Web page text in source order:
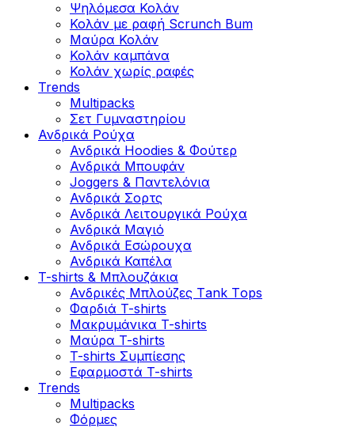
Ψηλόμεσα Κολάν
Κολάν με ραφή Scrunch Bum
Μαύρα Κολάν
Κολάν καμπάνα
Κολάν χωρίς ραφές
Trends
Multipacks
Σετ Γυμναστηρίου
Ανδρικά Ρούχα
Ανδρικά Hoodies & Φούτερ
Ανδρικά Μπουφάν
Joggers & Παντελόνια
Ανδρικά Σορτς
Ανδρικά Λειτουργικά Ρούχα
Ανδρικά Μαγιό
Ανδρικά Εσώρουχα
Ανδρικά Καπέλα
T-shirts & Μπλουζάκια
Ανδρικές Mπλούζες Τank Τops
Φαρδιά T-shirts
Μακρυμάνικα T-shirts
Μαύρα T-shirts
T-shirts Συμπίεσης
Εφαρμοστά T-shirts
Trends
Multipacks
Φόρμες